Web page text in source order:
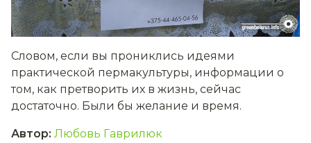
Словом, если вы прониклись идеями
практической пермакультуры, информации о
том, как претворить их в жизнь, сейчас
достаточно. Были бы желание и время.
Автор: Любовь Гаврилюк